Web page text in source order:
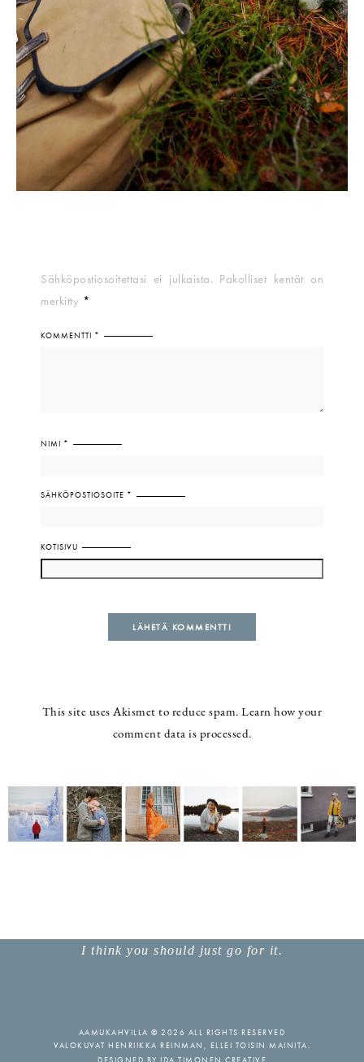
Sähköpostiosoitettasi ei julkaista. Pakolliset kentät on
merkitty *
KOMMENTTI *
NIMI *
SÄHKÖPOSTIOSOITE *
KOTISIVU
This site uses Akismet to reduce spam.Learn how your
comment data is processed.
I think you should just go for it.
AAMUKAHVILLA © 2026 ALL RIGHTS RESERVED
VALOKUVAT HENRIIKKA REINMAN, ELLEI TOISIN MAINITA.
DESIGNED BY IDA TIMONEN CREATIVE